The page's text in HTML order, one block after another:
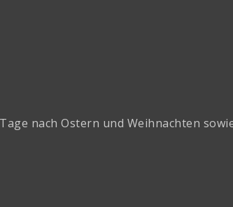
nach Ostern und Weihnachten